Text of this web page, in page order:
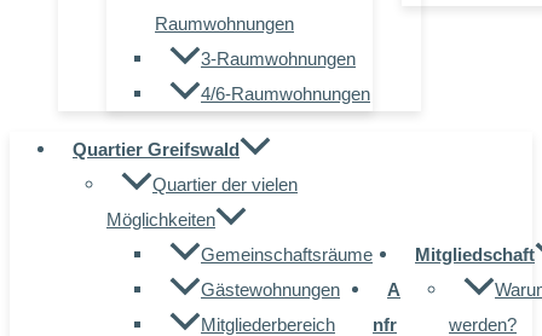
Raumwohnungen
3-Raumwohnungen
4/6-Raumwohnungen
Quartier Greifswald
Quartier der vielen
Möglichkeiten
Gemeinschaftsräume
Gästewohnungen
Mitgliederbereich
A
nfr
Mitgliedschaft
werden?